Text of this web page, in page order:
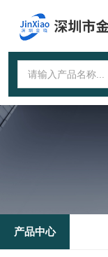
产品中心